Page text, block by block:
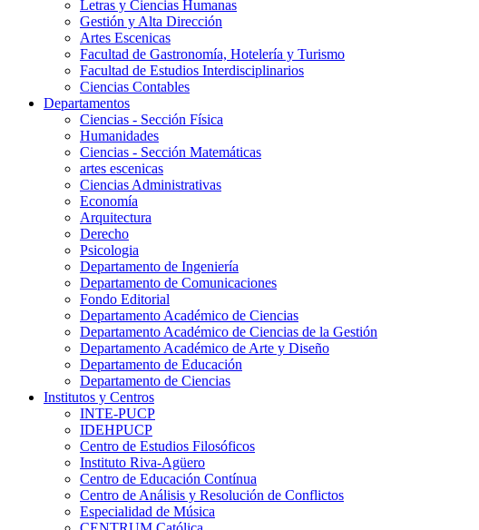
Letras y Ciencias Humanas
Gestión y Alta Dirección
Artes Escenicas
Facultad de Gastronomía, Hotelería y Turismo
Facultad de Estudios Interdisciplinarios
Ciencias Contables
Departamentos
Ciencias - Sección Física
Humanidades
Ciencias - Sección Matemáticas
artes escenicas
Ciencias Administrativas
Economía
Arquitectura
Derecho
Psicologia
Departamento de Ingeniería
Departamento de Comunicaciones
Fondo Editorial
Departamento Académico de Ciencias
Departamento Académico de Ciencias de la Gestión
Departamento Académico de Arte y Diseño
Departamento de Educación
Departamento de Ciencias
Institutos y Centros
INTE-PUCP
IDEHPUCP
Centro de Estudios Filosóficos
Instituto Riva-Agüero
Centro de Educación Contínua
Centro de Análisis y Resolución de Conflictos
Especialidad de Música